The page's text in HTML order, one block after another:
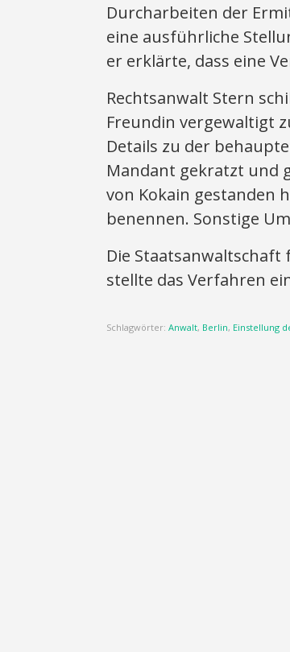
Durcharbeiten der
eine ausführliche
er erklärte, dass eine
Rechtsanwalt Stern
Freundin vergewaltigt
Details zu der
Mandant gekratzt und
von Kokain gestanden
benennen. Sonstige
Die
stellte das Verfahren
Schlagwörter: Anwalt, Berlin, Einstellung